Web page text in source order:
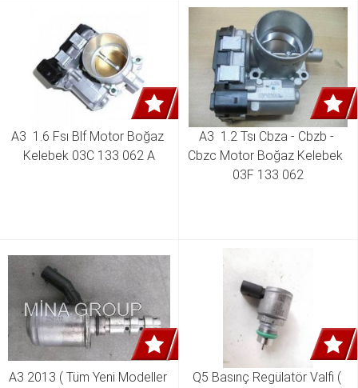
A3  1.6 Fsı Blf Motor Boğaz
Kelebek 03C 133 062 A
A3  1.2 Tsı Cbza - Cbzb -
Cbzc Motor Boğaz Kelebek
03F 133 062
A3 2013 ( Tüm Yeni Modeller
Q5 Basınç Regülatör Valfi (